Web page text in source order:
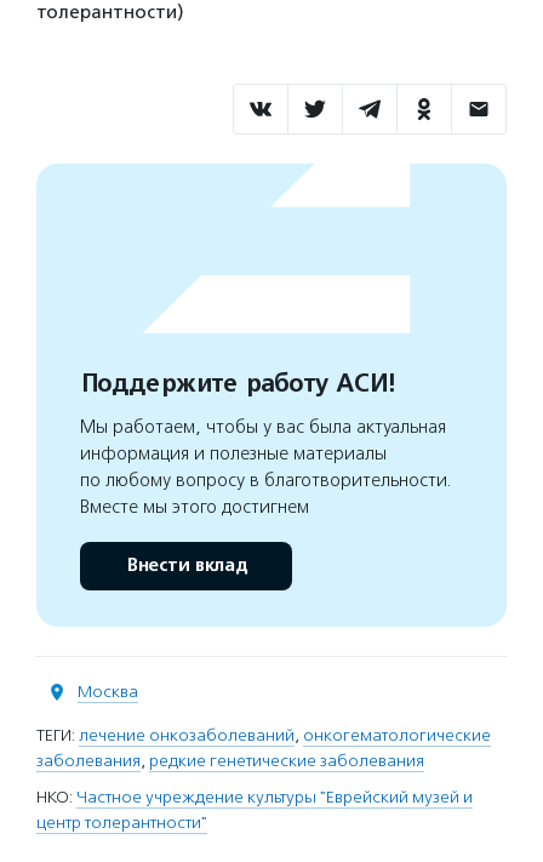
толерантности)
Поддержите работу АСИ!
Мы работаем, чтобы у вас была актуальная
информация и полезные материалы
по любому вопросу в благотворительности.
Вместе мы этого достигнем
Внести вклад
Москва
ТЕГИ: лечение онкозаболеваний, онкогематологические
заболевания, редкие генетические заболевания
НКО: Частное учреждение культуры "Еврейский музей и
центр толерантности"